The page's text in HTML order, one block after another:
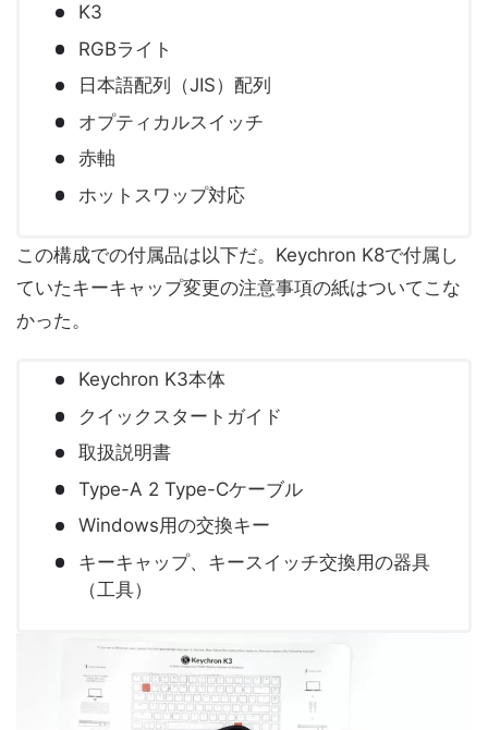
K3
RGBライト
日本語配列（JIS）配列
オプティカルスイッチ
赤軸
ホットスワップ対応
この構成での付属品は以下だ。Keychron K8で付属し
ていたキーキャップ変更の注意事項の紙はついてこな
かった。
Keychron K3本体
クイックスタートガイド
取扱説明書
Type-A 2 Type-Cケーブル
Windows用の交換キー
キーキャップ、キースイッチ交換用の器具
（工具）